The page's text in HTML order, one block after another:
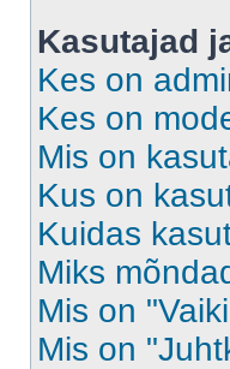
Kasutajad
Kes on
Kes on
Mis on
Kus on
Kuidas
Miks
Mis on
Mis on